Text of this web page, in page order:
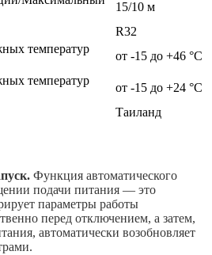
15/10 м
R32
температур
от -15 до +46 °С
температур
от -15 до +24 °С
Таиланд
Функция автоматического
подачи питания — это
параметры работы
перед отключением, а затем,
автоматически возобновляет